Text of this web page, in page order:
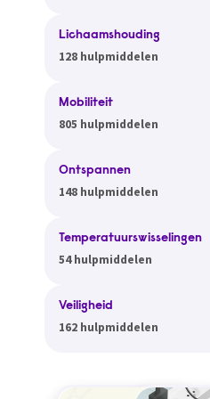
Lichaamshouding
128 hulpmiddelen
Mobiliteit
805 hulpmiddelen
Ontspannen
148 hulpmiddelen
Temperatuurswisselingen
54 hulpmiddelen
Veiligheid
162 hulpmiddelen